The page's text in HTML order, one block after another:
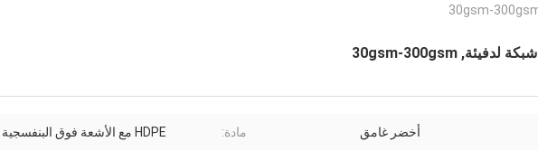
أخضر غامق مادة: HDPE مع الأشعة فوق البنفسجية